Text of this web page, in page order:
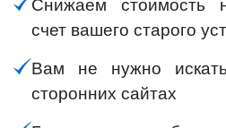
Снижаем стоимость
счет вашего старого
Вам не нужно
сторонних сайтах